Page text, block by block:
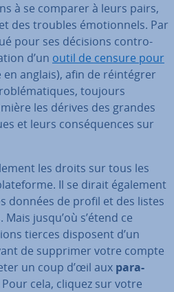
à se comparer à leurs pairs,
des troubles émo­tion­nels. Par
pour ses décisions con­tro­
d’un outil de censure pour
en anglais), afin de réin­té­grer
toujours
les dérives des grandes
et leurs con­sé­quences sur
les droits sur tous les
Il se dirait également
données de profil et des listes
jusqu’où s’étend ce
tierces disposent d’un
de supprimer votre compte
un coup d’œil aux pa­ra­
Pour cela, cliquez sur votre